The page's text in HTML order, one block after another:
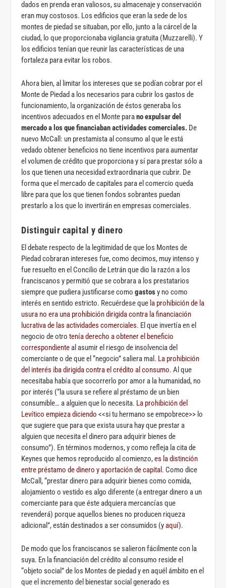
dados en prenda eran valiosos, su almacenaje y conservación
eran muy costosos. Los edificios que eran la sede de los
montes de piedad se situaban, por ello, junto a la cárcel de la
ciudad, lo que proporcionaba vigilancia gratuita (Muzzarelli). Y
los edificios tenían que reunir las características de una
fortaleza para evitar los robos.
Ahora bien, al limitar los intereses que se podían cobrar por el
Monte de Piedad a los necesarios para cubrir los gastos de
funcionamiento, la organización de éstos generaba los
incentivos adecuados en el Monte parano expulsar del
mercado a los que financiaban actividades comerciales. De
nuevo McCall: un prestamista al consumo al que le está
vedado obtener beneficios no tiene incentivos para aumentar
el volumen de crédito que proporciona y sí para prestar sólo a
los que tienen una necesidad extraordinaria que cubrir. De
forma que el mercado de capitales para el comercio queda
libre para que los que tienen fondos sobrantes puedan
prestarlo a los que lo invertirán en empresas comerciales.
Distinguir capital y dinero
El debate respecto de la legitimidad de que los Montes de
Piedad cobraran intereses fue, como decimos, muy intenso y
fue resuelto en el Concilio de Letrán que dio la razón a los
franciscanos y permitió que se cobrara a los prestatarios
siempre que pudiera justificarse comogastosy no como
interés en sentido estricto. Recuérdese que la prohibición de la
usura no era una prohibición dirigida contra la financiación
lucrativa de las actividades comerciales. El que invertía en el
negocio de otrotenía derecho a obtener el beneficio
correspondienteal asumir el riesgo de insolvencia del
comerciante o de que el “negocio” saliera mal. La prohibición
del interés iba dirigida contra el crédito al consumo. Al que
necesitaba había que socorrerlo por amor a la humanidad, no
por interés (“la usura se refiere al préstamo de un bien
consumible… a alguien que lo necesita. La prohibición del
Levítico empieza diciendo <<si tu hermano se empobrece>> lo
que sugiere que para que exista usura hay que prestar a
alguien que necesita el dinero para adquirir bienes de
consumo”). En términos modernos, y como refleja la cita de
Keynes que hemos reproducido al comienzo,es la distinción
entre préstamo de dinero y aportación de capital . Como dice
McCall, “prestar dinero para adquirir bienes como comida,
alojamiento o vestido es algo diferente (a entregar dinero a un
comerciante para que éste adquiera mercancías que
revenderá) porque aquellos bienes no producen riqueza
adicional”, están destinados a ser consumidos (yaquí).
De modo que los franciscanos se salieron fácilmente con la
suya. En la financiación del crédito al consumo reside el
“objeto social” de los Montes de piedad y en aquél ámbito en el
que el incremento del bienestar social generado es